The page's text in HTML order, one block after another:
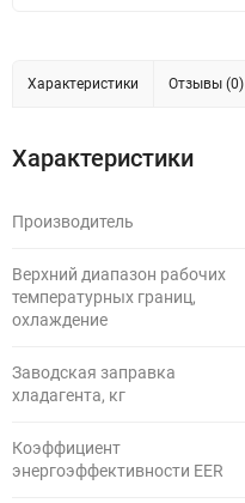
Характеристики Отзывы (0)
Характеристики
Производитель
Верхний диапазон рабочих
температурных границ,
охлаждение
Заводская заправка
хладагента, кг
Коэффициент
энергоэффективности EER